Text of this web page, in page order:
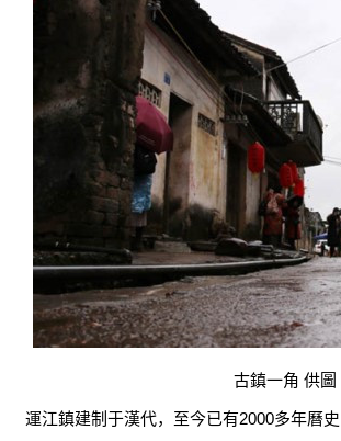
古鎮一角 供圖
運江鎮建制于漢代，至今已有2000多年曆史